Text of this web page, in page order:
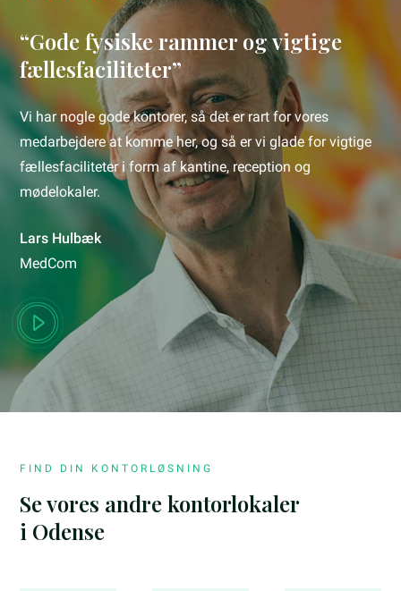
“Gode fysiske rammer og vigtige
fællesfaciliteter”
Vi har nogle gode kontorer, så det er rart for vores
medarbejdere at komme her, og så er vi glade for vigtige
fællesfaciliteter i form af kantine, reception og
mødelokaler.
Lars Hulbæk
MedCom
FIND DIN KONTORLØSNING
Se vores andre kontorlokaler
i Odense